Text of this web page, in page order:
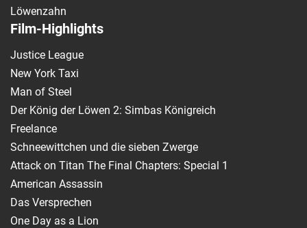
Löwenzahn
Film-Highlights
Justice League
New York Taxi
Man of Steel
Der König der Löwen 2: Simbas Königreich
Freelance
Schneewittchen und die sieben Zwerge
Attack on Titan The Final Chapters: Special 1
American Assassin
Das Versprechen
One Day as a Lion